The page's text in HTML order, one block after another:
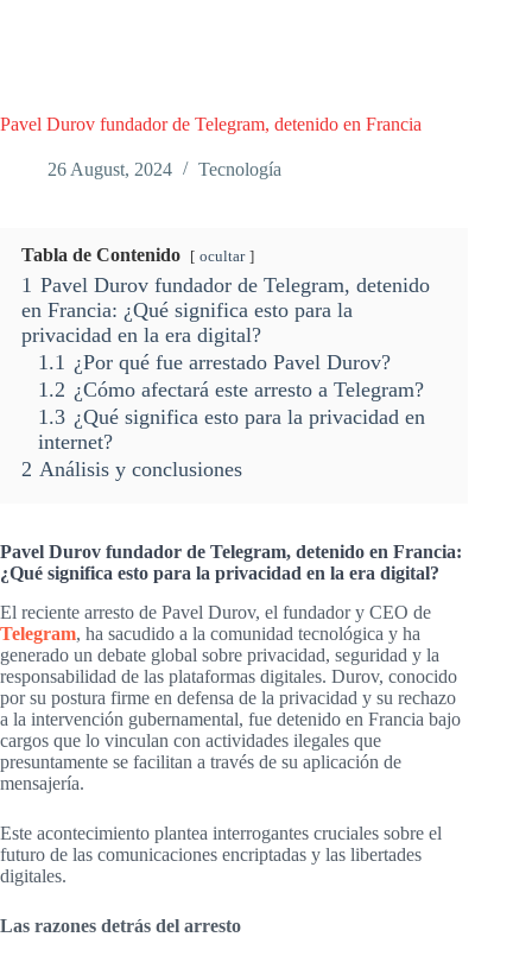
Pavel Durov fundador de Telegram, detenido en Francia
26 August, 2024 Tecnología
Tabla de Contenido ocultar
1 Pavel Durov fundador de Telegram, detenido
en Francia: ¿Qué significa esto para la
privacidad en la era digital?
1.1 ¿Por qué fue arrestado Pavel Durov?
1.2 ¿Cómo afectará este arresto a Telegram?
1.3 ¿Qué significa esto para la privacidad en
internet?
2 Análisis y conclusiones
Pavel Durov fundador de Telegram, detenido en Francia:
¿Qué significa esto para la privacidad en la era digital?
El reciente arresto de Pavel Durov, el fundador y CEO de
Telegram, ha sacudido a la comunidad tecnológica y ha
generado un debate global sobre privacidad, seguridad y la
responsabilidad de las plataformas digitales. Durov, conocido
por su postura firme en defensa de la privacidad y su rechazo
a la intervención gubernamental, fue detenido en Francia bajo
cargos que lo vinculan con actividades ilegales que
presuntamente se facilitan a través de su aplicación de
mensajería.
Este acontecimiento plantea interrogantes cruciales sobre el
futuro de las comunicaciones encriptadas y las libertades
digitales.
Las razones detrás del arresto